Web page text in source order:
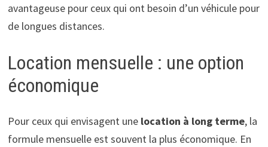
avantageuse pour ceux qui ont besoin d’un véhicule pour
de longues distances.
Location mensuelle : une option
économique
Pour ceux qui envisagent une location à long terme, la
formule mensuelle est souvent la plus économique. En